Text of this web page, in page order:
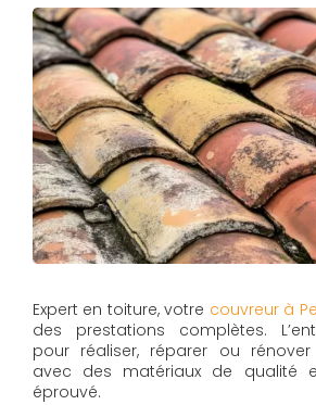
Expert en toiture, votre couvreur à
des prestations complètes.
pour réaliser, réparer ou
avec des matériaux de qualité
éprouvé.